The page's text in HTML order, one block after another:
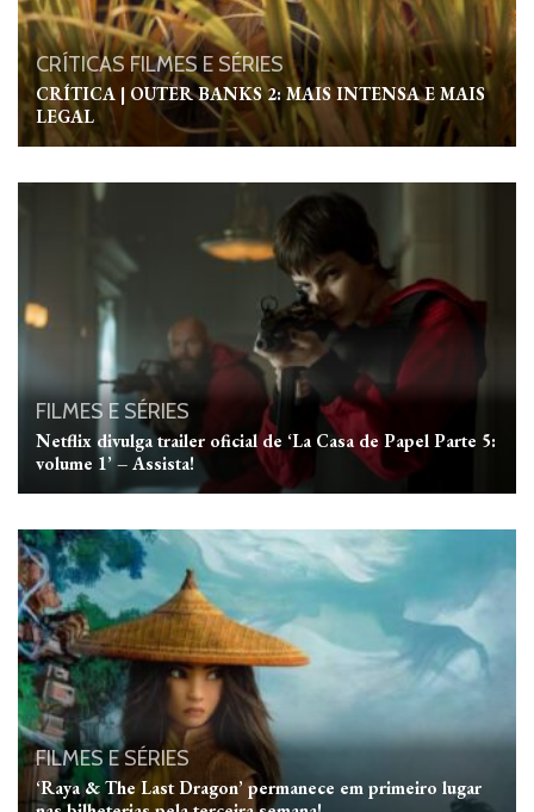
CRÍTICAS FILMES E SÉRIES
CRÍTICA | OUTER BANKS 2: MAIS INTENSA E MAIS
LEGAL
FILMES E SÉRIES
Netflix divulga trailer oficial de ‘La Casa de Papel Parte 5:
volume 1’ – Assista!
FILMES E SÉRIES
‘Raya & The Last Dragon’ permanece em primeiro lugar